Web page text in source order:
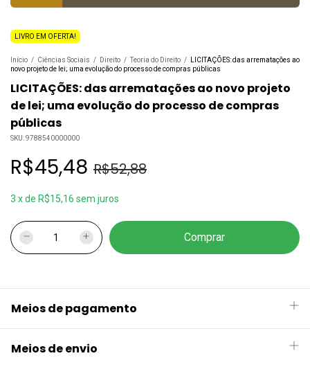
LIVRO EM OFERTA!
Início / Ciências Sociais / Direito / Teoria do Direito /
LICITAÇÕES: das arrematações ao
novo projeto de lei; uma evolução do processo de compras públicas
LICITAÇÕES: das arrematações ao novo projeto
de lei; uma evolução do processo de compras
públicas
SKU:9788540000000
R$45,48 R$52,88
3 xde R$15,16 sem juros
Meios de pagamento
Meios de envio